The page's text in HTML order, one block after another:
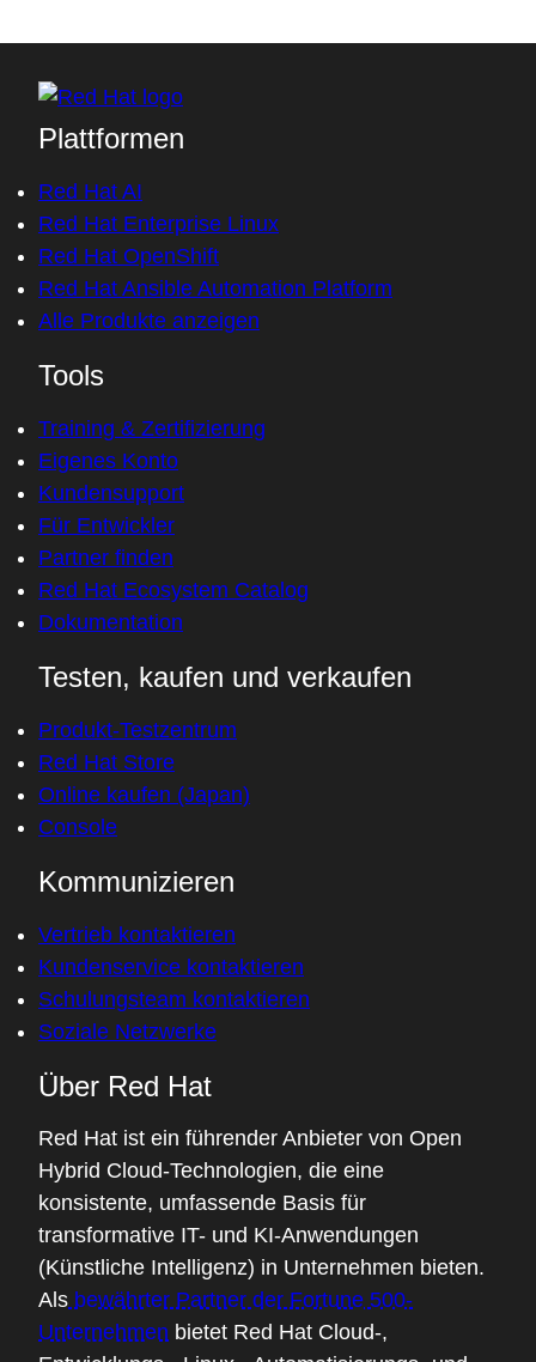
Plattformen
Red Hat AI
Red Hat Enterprise Linux
Red Hat OpenShift
Red Hat Ansible Automation Platform
Alle Produkte anzeigen
Tools
Training & Zertifizierung
Eigenes Konto
Kundensupport
Für Entwickler
Partner finden
Red Hat Ecosystem Catalog
Dokumentation
Testen, kaufen und verkaufen
Produkt-Testzentrum
Red Hat Store
Online kaufen (Japan)
Console
Kommunizieren
Vertrieb kontaktieren
Kundenservice kontaktieren
Schulungsteam kontaktieren
Soziale Netzwerke
Über Red Hat
Red Hat ist ein führender Anbieter von Open
Hybrid Cloud-Technologien, die eine
konsistente, umfassende Basis für
transformative IT- und KI-Anwendungen
(Künstliche Intelligenz) in Unternehmen bieten.
Als bewährter Partner der Fortune 500-
Unternehmen bietet Red Hat Cloud-,